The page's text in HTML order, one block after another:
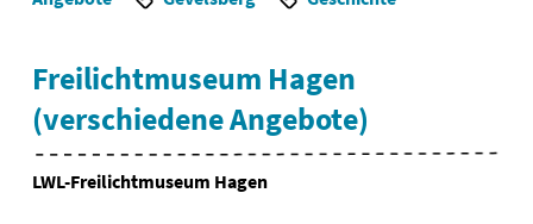
Freilichtmuseum Hagen
(verschiedene Angebote)
LWL-Freilichtmuseum Hagen